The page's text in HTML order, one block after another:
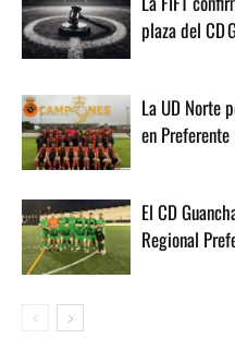
plaza del CD
La UD Norte
en Preferente
El CD
Regional